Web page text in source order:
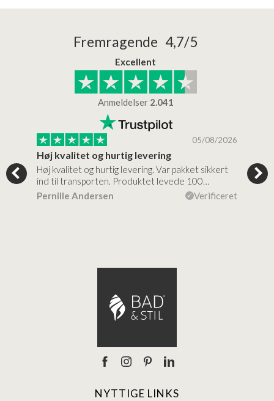
Fremragende 4,7/5
Excellent
Anmeldelser 2.041
05/08/2026
Høj kvalitet og hurtig levering
Høj kvalitet og hurtig levering. Var pakket sikkert
ind til transporten. Produktet levede 100…
Pernille Andersen
Verificeret
NYTTIGE LINKS